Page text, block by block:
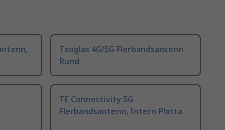
Taoglas 4G/5G Flerbandsantenn
Rund
TE Connectivity 5G
Flerbandsantenn, Intern Platta